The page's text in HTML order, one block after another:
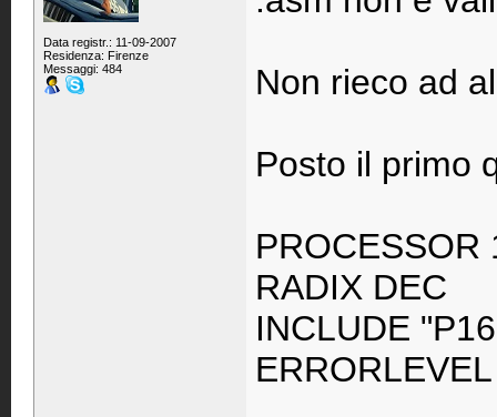
Data registr.: 11-09-2007
Residenza: Firenze
Messaggi: 484
Non rieco ad
Posto il primo
PROCESSOR
RADIX DEC
INCLUDE